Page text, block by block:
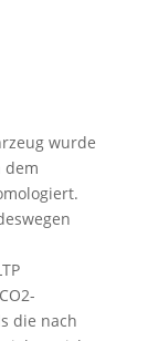
wurde
dem
die nach